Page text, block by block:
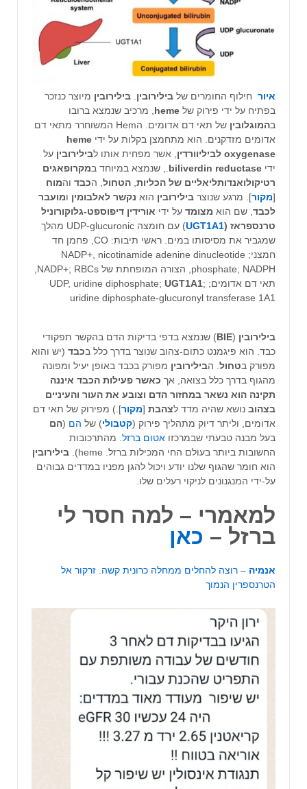
איור חילוף החומרים של בילירובין בילירובין מיוצר כנזכר
בפתיח על ידי פירוק של heme , מרכיב שנמצא ברובו
בהמוגלובין
של תאי דם אדומים. הHem המשוחרר מתאי דם
אדומים מזדקנים. הוא מתחמצן בקלות על ידי heme
oxygenase לביליוורדין , אשר מפחית אותו לבילירובין על
ידי biliverdin reductase ., שנמצא במיוחד במקרופאגים
רטיקולואנדותליאליים של הכליות הטחול , הכבד והמוח
[מקור]. מרגע שנוצר בילירובין הוא נקשר לאלבומין ומועבר
לכבד , שם הוא מצומד על ידי אורידין דיפוספט-גלוקורוניל
טרנספראז (UGT1A1
) עם חומצה UDP-glucuronic מהלך
שמגביר את מסיסותו במים. ראשי תיבות: CO, פחמן חד
חמצני; NADP+, nicotinamide adenine dinucleotide
תאי דם אדומים; UDP, uridine diphosphate; UGT1A1;
uridine diphosphate-glucuronyl transferase 1A1
בילירובין (
BIE) שנמצא בדפי בדיקות הדם בהקשר תפקודי
כבד. הוא פיגמנט כתום-צהוב שנוצר בדרך כלל בכבד (יש והוא
מפורק בטחול . הבילירובין מפורק בכבד באופן יעיל ומפונה
מהגוף בדרך כלל בצואה, אך כאשר פעילות הכבד איננה
תקינה הוא נשאר במחזור הדם וצובע את העור והעיניים
בצהוב נושא שהיה מדד לצהבת [מקור].) מפירוק של תאי דם
אדומים, וליתר דיוק מתהליך פירוק (קטבולי) של הם (הם
בעל מבנה טבעתי שבמרכזו אטום ברזל . מהתרכובות
החשובות ביותר בעולם החי המכילות ברזל. heme).
בילירובין
הוא חומר שהגוף שלנו יודע ויכול להגן מפניו במדדים גבוהים
על-ידי המנגנונים לניקוי רעלים שלו.
למאמרי – למה חסר לי
ברזל – כאן
אנמיה – רוצה להחלים ממחלה כרונית קשה. זרקור אל
הטרנספרין הנמוך